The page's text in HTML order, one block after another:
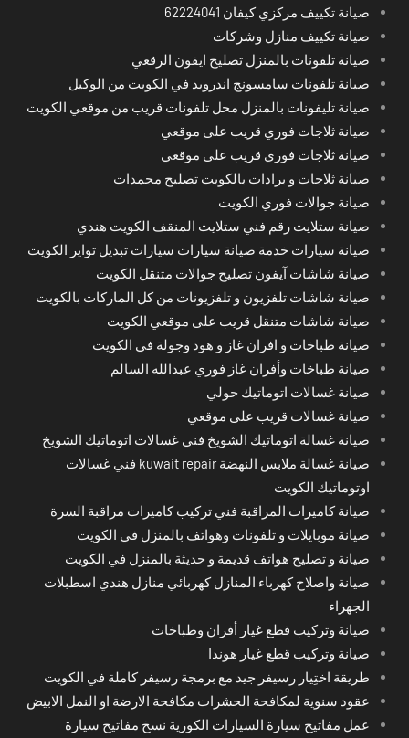
صيانة تكييف مركزي كيفان 62224041
صيانة تكييف منازل وشركات
صيانة تلفونات بالمنزل تصليح ايفون الرقعي
صيانة تلفونات سامسونج اندرويد في الكويت من الوكيل
صيانة تليفونات بالمنزل محل تلفونات قريب من موقعي الكويت
صيانة ثلاجات فوري قريب على موقعي
صيانة ثلاجات فوري قريب على موقعي
صيانة ثلاجات و برادات بالكويت تصليح مجمدات
صيانة جوالات فوري الكويت
صيانة ستلايت رقم فني ستلايت المنقف الكويت هندي
صيانة سيارات خدمة صيانة سيارات سيارات تبديل تواير الكويت
صيانة شاشات آيفون تصليح جوالات متنقل الكويت
صيانة شاشات تلفزيون و تلفزيونات من كل الماركات بالكويت
صيانة شاشات متنقل قريب على موقعي الكويت
صيانة طباخات و افران غاز و هود وجولة في الكويت
صيانة طباخات وأفران غاز فوري عبدالله السالم
صيانة غسالات اتوماتيك حولي
صيانة غسالات قريب على موقعي
صيانة غسالة اتوماتيك الشويخ فني غسالات اتوماتيك الشويخ
صيانة غسالة ملابس النهضة kuwait repair فني غسالات
اوتوماتيك الكويت
صيانة كاميرات المراقبة فني تركيب كاميرات مراقبة السرة
صيانة موبايلات و تلفونات وهواتف بالمنزل في الكويت
صيانة و تصليح هواتف قديمة و حديثة بالمنزل في الكويت
صيانة واصلاح كهرباء المنازل كهربائي منازل هندي اسطبلات
الجهراء
صيانة وتركيب قطع غيار أفران وطباخات
صيانة وتركيب قطع غيار هوندا
طريقة اختِيار رسيفر جيد مع برمجة رسيفر كاملة في الكويت
عقود سنوية لمكافحة الحشرات مكافحة الارضة او النمل الابيض
عمل مفاتيح سيارة السيارات الكورية نسخ مفاتيح سيارة